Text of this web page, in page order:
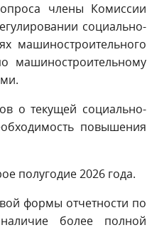
члены Комиссии
социально-
машиностроительного
машиностроительному
о текущей социально-
повышения
полугодие 2026 года.
формы отчетности по
более полной